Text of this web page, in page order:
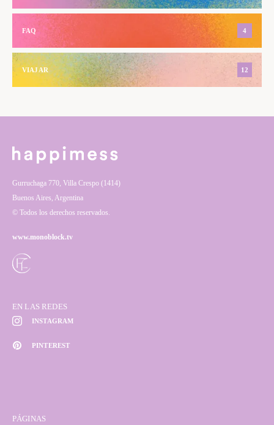
FAQ 4
VIAJAR 12
Gurruchaga 770, Villa Crespo (1414)
Buenos Aires, Argentina
© Todos los derechos reservados.
www.monoblock.tv
EN LAS REDES
INSTAGRAM
PINTEREST
PÁGINAS